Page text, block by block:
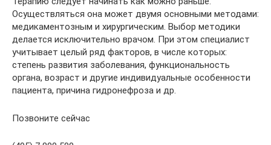
Осуществляться она может двумя основными методами:
медикаментозным и хирургическим. Выбор методики
делается исключительно врачом. При этом специалист
учитывает целый ряд факторов, в числе которых:
степень развития заболевания, функциональность
органа, возраст и другие индивидуальные особенности
пациента, причина гидронефроза и др.
Позвоните сейчас